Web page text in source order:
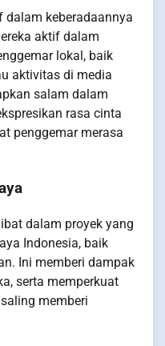
dalam keberadaannya
aktif dalam
lokal, baik
aktivitas di media
salam dalam
rasa cinta
penggemar merasa
dalam proyek yang
Indonesia, baik
Ini memberi dampak
serta memperkuat
memberi